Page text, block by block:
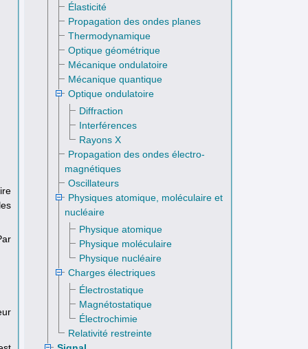
Élasticité
Propagation des ondes planes
Thermodynamique
Optique géométrique
Mécanique ondulatoire
Mécanique quantique
Optique ondulatoire
Diffraction
Interférences
Rayons X
Propagation des ondes électro­
magnétiques
Oscillateurs
Physiques atomique, moléculaire et
nucléaire
Physique atomique
Physique moléculaire
Physique nucléaire
Charges électriques
Électrostatique
Magnétostatique
Électrochimie
Relativité restreinte